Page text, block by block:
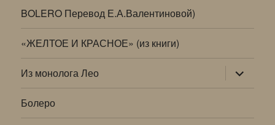
BOLERO Перевод Е.А.Валентиновой)
«ЖЕЛТОЕ И КРАСНОЕ» (из книги)
Из монолога Лео раскрыть
дочернее
меню
Болеро